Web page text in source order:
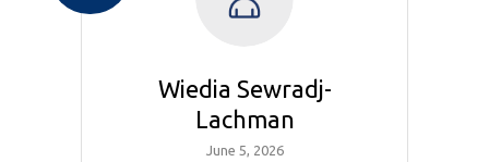
Wiedia Sewradj-
Lachman
June 5, 2026